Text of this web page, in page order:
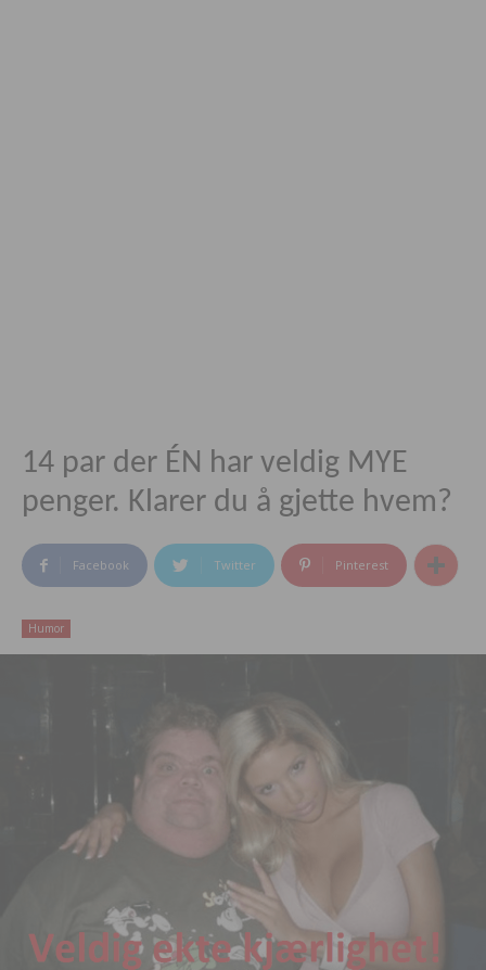
14 par der ÉN har veldig MYE
penger. Klarer du å gjette hvem?
Facebook Twitter Pinterest
Humor